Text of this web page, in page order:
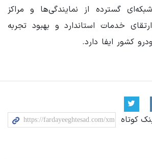
گسترده از نمایندگی‌ها و مراکز
خدمات استاندارد و بهبود تجربه
کشور ایفا دارد.
کوتاه